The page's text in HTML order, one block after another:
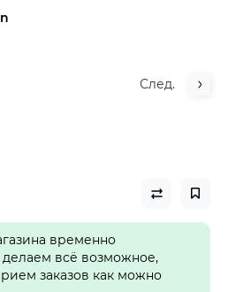
След.
временно
всё возможное,
заказов как можно